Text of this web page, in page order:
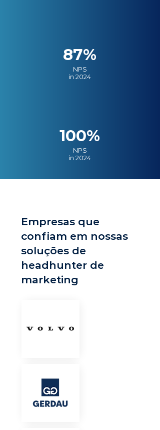
87%
NPS
in 2024
100%
NPS
in 2024
Empresas que
confiam em nossas
soluções de
headhunter de
marketing